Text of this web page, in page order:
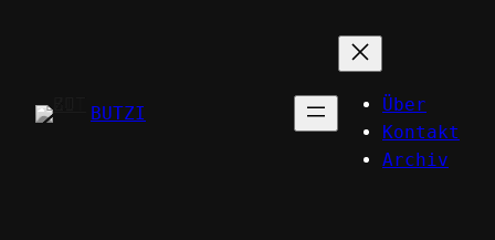
BUTZI
Über
Kontakt
Archiv